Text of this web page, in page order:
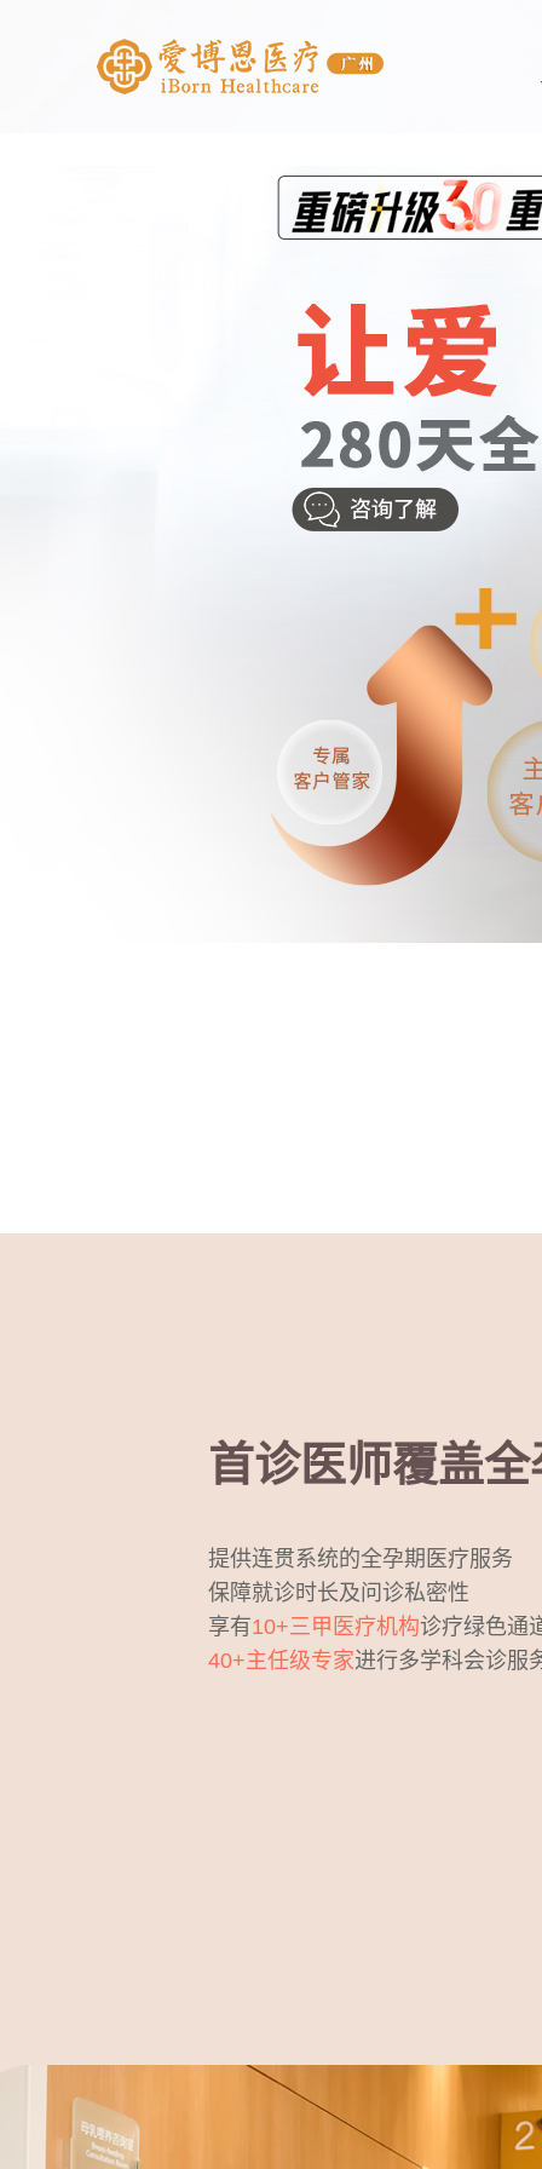
首诊医师覆盖全
提供连贯系统的全孕期医疗服务
保障就诊时长及问诊私密性
享有10+三甲医疗机构诊疗绿色通
40+主任级专家进行多学科会诊服